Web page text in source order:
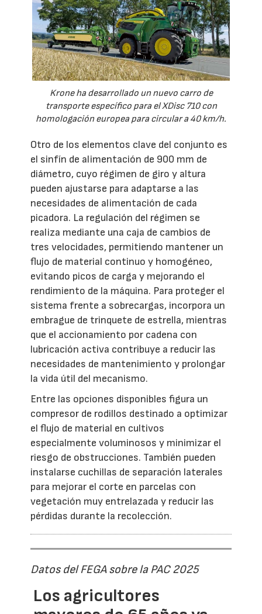
Krone ha desarrollado un nuevo carro de
transporte específico para el XDisc 710 con
homologación europea para circular a 40 km/h.
Otro de los elementos clave del conjunto es
el sinfín de alimentación de 900 mm de
diámetro, cuyo régimen de giro y altura
pueden ajustarse para adaptarse a las
necesidades de alimentación de cada
picadora. La regulación del régimen se
realiza mediante una caja de cambios de
tres velocidades, permitiendo mantener un
flujo de material continuo y homogéneo,
evitando picos de carga y mejorando el
rendimiento de la máquina. Para proteger el
sistema frente a sobrecargas, incorpora un
embrague de trinquete de estrella, mientras
que el accionamiento por cadena con
lubricación activa contribuye a reducir las
necesidades de mantenimiento y prolongar
la vida útil del mecanismo.
Entre las opciones disponibles figura un
compresor de rodillos destinado a optimizar
el flujo de material en cultivos
especialmente voluminosos y minimizar el
riesgo de obstrucciones. También pueden
instalarse cuchillas de separación laterales
para mejorar el corte en parcelas con
vegetación muy entrelazada y reducir las
pérdidas durante la recolección.
Datos del FEGA sobre la PAC 2025
Los agricultores